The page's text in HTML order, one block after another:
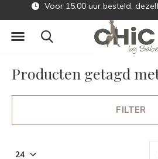
Voor 15.00 uur besteld,
Producten getagd met
FILTER